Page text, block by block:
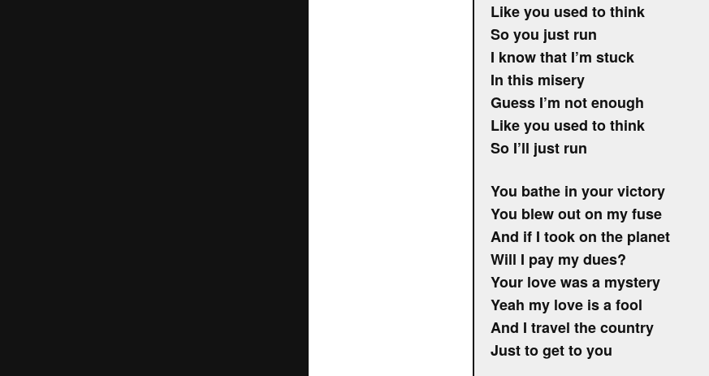
Like you used to think
So you just run
I know that I’m stuck
In this misery
Guess I’m not enough
Like you used to think
So I’ll just run
You bathe in your victory
You blew out on my fuse
And if I took on the planet
Will I pay my dues?
Your love was a mystery
Yeah my love is a fool
And I travel the country
Just to get to you